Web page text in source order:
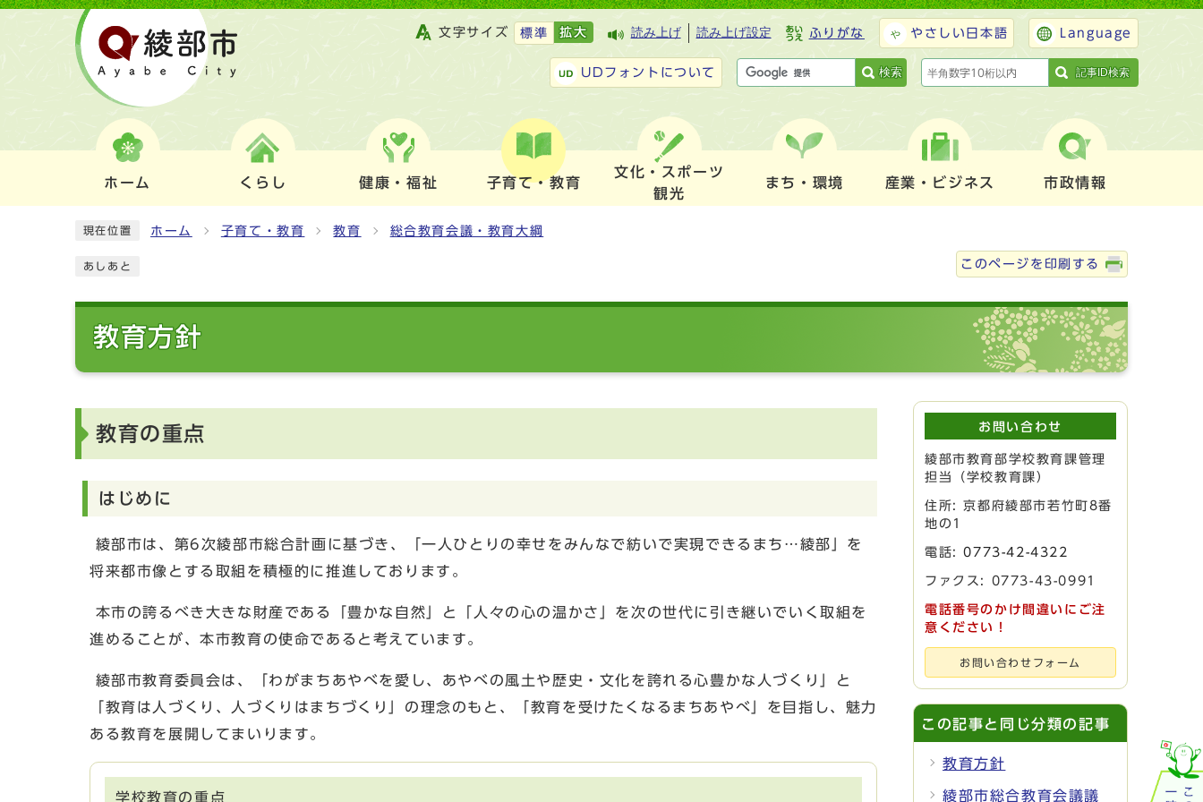
文字サイズ 標準 拡大 読み上げ 読み上げ設定 ふりがな やさしい日本語 Language
UDフォントについて 検索 記事ID検索
ホーム くらし 健康・福祉 子育て・教育
文化・スポーツ
観光
まち・環境 産業・ビジネス 市政情報
現在位置 ホーム 子育て・教育 教育 総合教育会議・教育大綱
あしあと このページを印刷する
教育方針
教育の重点
はじめに
綾部市は、第6次綾部市総合計画に基づき、「一人ひとりの幸せをみんなで紡いで実現できるまち…綾部」を
将来都市像とする取組を積極的に推進しております。
本市の誇るべき大きな財産である「豊かな自然」と「人々の心の温かさ」を次の世代に引き継いでいく取組を
進めることが、本市教育の使命であると考えています。
綾部市教育委員会は、「わがまちあやべを愛し、あやべの風土や歴史・文化を誇れる心豊かな人づくり」と
「教育は人づくり、人づくりはまちづくり」の理念のもと、「教育を受けたくなるまちあやべ」を目指し、魅力
ある教育を展開してまいります。
学校教育の重点
お問い合わせ
綾部市教育部学校教育課管理
担当（学校教育課）
住所: 京都府綾部市若竹町8番
地の1
電話:0773-42-4322
ファクス: 0773-43-0991
電話番号のかけ間違いにご注
意ください！
お問い合わせフォーム
この記事と同じ分類の記事
教育方針
綾部市総合教育会議議